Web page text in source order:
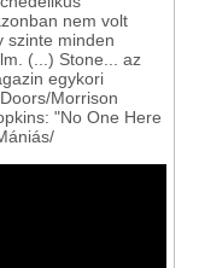
nem volt
szinte minden
(...) Stone... az
egykori
Morrison
"No One Here